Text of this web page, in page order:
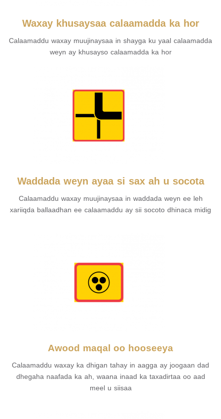
Waxay khusaysaa calaamadda ka hor
Calaamaddu waxay muujinaysaa in shayga ku yaal calaamadda
weyn ay khusayso calaamadda ka hor
Waddada weyn ayaa si sax ah u socota
Calaamaddu waxay muujinaysaa in waddada weyn ee leh
xariiqda ballaadhan ee calaamaddu ay sii socoto dhinaca midig
Awood maqal oo hooseeya
Calaamaddu waxay ka dhigan tahay in aagga ay joogaan dad
dhegaha naafada ka ah, waana inaad ka taxadirtaa oo aad
meel u siisaa